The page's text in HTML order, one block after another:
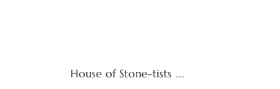
House of Stone-tists ….